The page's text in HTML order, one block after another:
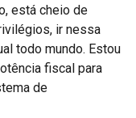
está cheio de
ir nessa
todo mundo. Estou
fiscal para
de